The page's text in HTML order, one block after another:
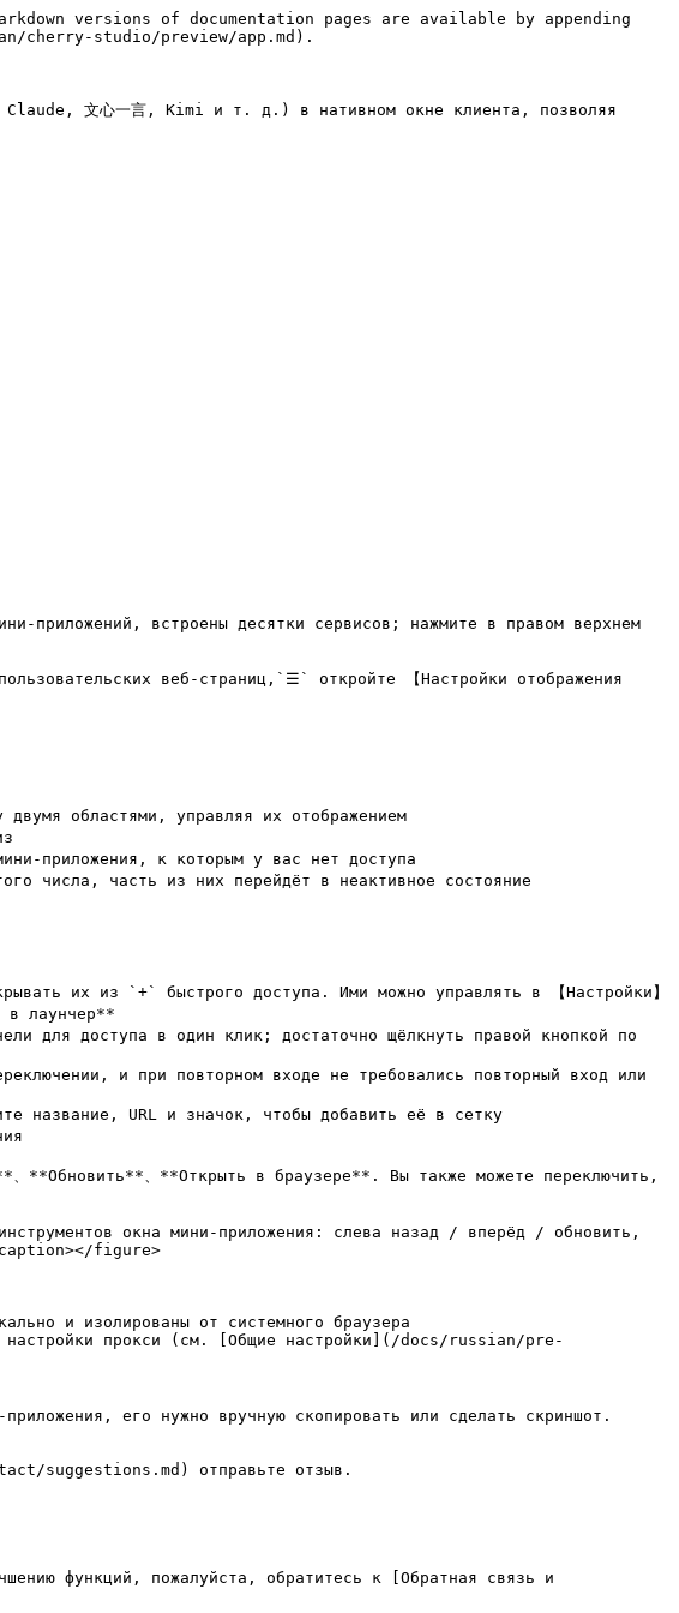
versions of documentation pages are available by appending
cherry-studio/preview/app.md).
Claude, 文心一言, Kimi и т. д.) в нативном окне клиента, позволяя
встроены десятки сервисов; нажмите в правом верхнем
веб-страниц,`☰` откройте 【Настройки отображения
областями, управляя их отображением
приложения, к которым у вас нет доступа
числа, часть из них перейдёт в неактивное состояние
их из `+` быстрого доступа. Ими можно управлять в 【Настройки】
в лаунчер**
для доступа в один клик; достаточно щёлкнуть правой кнопкой по
и при повторном входе не требовались повторный вход или
название, URL и значок, чтобы добавить её в сетку
**Обновить**、**Открыть в браузере**. Вы также можете переключить,
окна мини-приложения: слева назад / вперёд / обновить,
figure>
и изолированы от системного браузера
настройки прокси (см. [Общие настройки](/docs/russian/pre-
его нужно вручную скопировать или сделать скриншот.
suggestions.md) отправьте отзыв.
функций, пожалуйста, обратитесь к [Обратная связь и